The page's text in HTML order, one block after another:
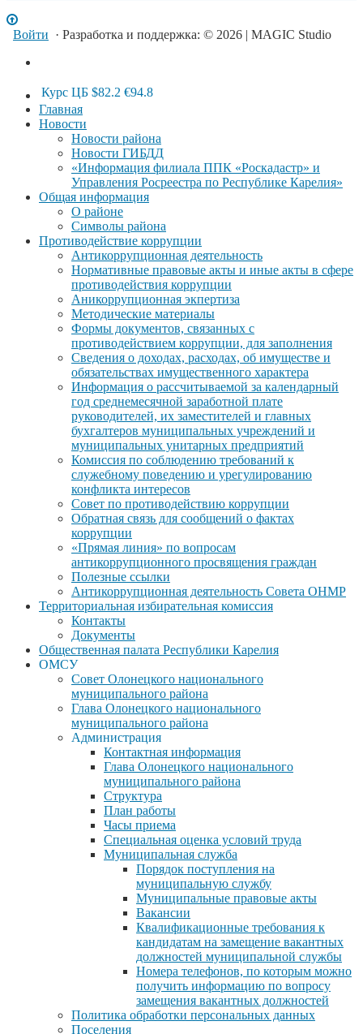
Войти · Разработка и поддержка: © 2026 | MAGIC Studio
Курс ЦБ $82.2 €94.8
Главная
Новости
Новости района
Новости ГИБДД
«Информация филиала ППК «Роскадастр» и
Управления Росреестра по Республике Карелия»
Общая информация
О районе
Символы района
Противодействие коррупции
Антикоррупционная деятельность
Нормативные правовые акты и иные акты в сфере
противодействия коррупции
Аникоррупционная экпертиза
Методические материалы
Формы документов, связанных с
противодействием коррупции, для заполнения
Сведения о доходах, расходах, об имуществе и
обязательствах имущественного характера
Информация о рассчитываемой за календарный
год среднемесячной заработной плате
руководителей, их заместителей и главных
бухгалтеров муниципальных учреждений и
муниципальных унитарных предприятий
Комиссия по соблюдению требований к
служебному поведению и урегулированию
конфликта интересов
Совет по противодействию коррупции
Обратная связь для сообщений о фактах
коррупции
«Прямая линия» по вопросам
антикоррупционного просвящения граждан
Полезные ссылки
Антикоррупционная деятельность Совета ОНМР
Территориальная избирательная комиссия
Контакты
Документы
Общественная палата Республики Карелия
ОМСУ
Совет Олонецкого национального
муниципального района
Глава Олонецкого национального
муниципального района
Администрация
Контактная информация
Глава Олонецкого национального
муниципального района
Структура
План работы
Часы приема
Специальная оценка условий труда
Муниципальная служба
Порядок поступления на
муниципальную службу
Муниципальные правовые акты
Вакансии
Квалификационные требования к
кандидатам на замещение вакантных
должностей муниципальной службы
Номера телефонов, по которым можно
получить информацию по вопросу
замещения вакантных должностей
Политика обработки персональных данных
Поселения